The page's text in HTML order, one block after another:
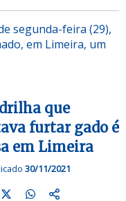
segunda-feira (29),
em Limeira, um
que
furtar gado é
em Limeira
30/11/2021